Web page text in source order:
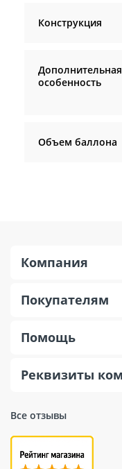
Конструкция
Дополнительная
особенность
Объем баллона
Все отзывы
Компания
Покупателям
Помощь
Реквизиты